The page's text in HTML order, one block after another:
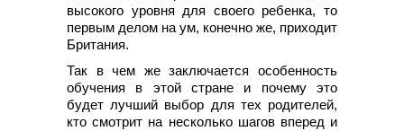
высокого уровня для своего ребенка, то
первым делом на ум, конечно же, приходит
Британия.
Так в чем же заключается особенность
обучения в этой стране и почему это
будет лучший выбор для тех родителей,
кто смотрит на несколько шагов вперед и